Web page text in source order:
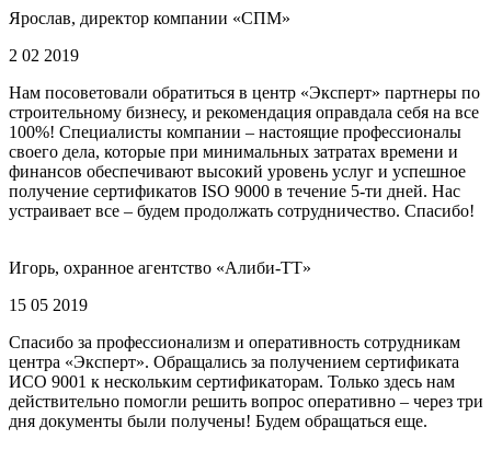
Ярослав, директор компании «СПМ»
2 02 2019
Нам посоветовали обратиться в центр «Эксперт» партнеры по
строительному бизнесу, и рекомендация оправдала себя на все
100%! Специалисты компании – настоящие профессионалы
своего дела, которые при минимальных затратах времени и
финансов обеспечивают высокий уровень услуг и успешное
получение сертификатов ISO 9000 в течение 5-ти дней. Нас
устраивает все – будем продолжать сотрудничество. Спасибо!
Игорь, охранное агентство «Алиби-ТТ»
15 05 2019
Спасибо за профессионализм и оперативность сотрудникам
центра «Эксперт». Обращались за получением сертификата
ИСО 9001 к нескольким сертификаторам. Только здесь нам
действительно помогли решить вопрос оперативно – через три
дня документы были получены! Будем обращаться еще.